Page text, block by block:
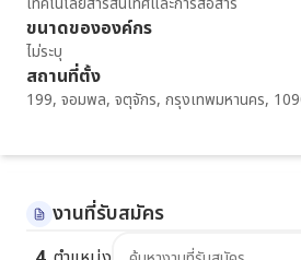
ขนาดขององค์กร
ไม่ระบุ
สถานที่ตั้ง
199, จอมพล, จตุจักร, กรุงเทพมหานคร,
งานที่รับสมัคร